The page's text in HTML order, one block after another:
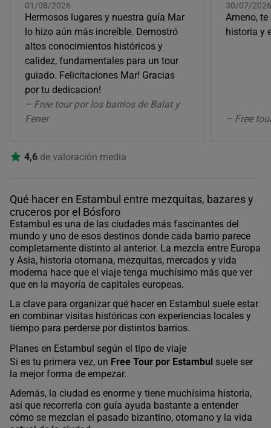
01/08/2026
Hermosos lugares y nuestra guía Mar
lo hizo aún más increíble. Demostró
altos conocimientos históricos y
calidez, fundamentales para un tour
guiado. Felicitaciones Mar! Gracias
por tu dedicacion!
– Free tour por los barrios de Balat y
Fener
30/07/2026
Ameno,
historia y
– Free
4,6 de valoración media
Qué hacer en Estambul entre mezquitas, bazares y
cruceros por el Bósforo
Estambul es una de las ciudades más fascinantes del
mundo y uno de esos destinos donde cada barrio parece
completamente distinto al anterior. La mezcla entre Europa
y Asia, historia otomana, mezquitas, mercados y vida
moderna hace que el viaje tenga muchísimo más que ver
que en la mayoría de capitales europeas.
La clave para organizar qué hacer en Estambul suele estar
en combinar visitas históricas con experiencias locales y
tiempo para perderse por distintos barrios.
Planes en Estambul según el tipo de viaje
Si es tu primera vez, un Free Tour por Estambul suele ser
la mejor forma de empezar.
Además, la ciudad es enorme y tiene muchísima historia,
así que recorrerla con guía ayuda bastante a entender
cómo se mezclan el pasado bizantino, otomano y la vida